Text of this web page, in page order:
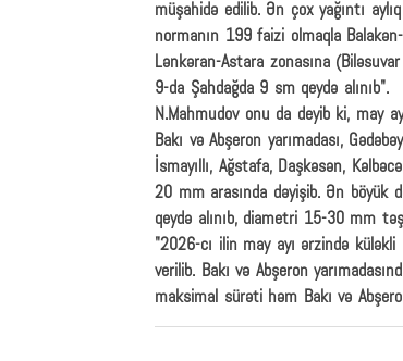
müşahidə edilib. Ən çox yağıntı
normanın 199 faizi olmaqla
Lənkəran-Astara zonasına
9-da Şahdağda 9 sm qeydə alınıb".
N.Mahmudov onu da deyib ki, may
Bakı və Abşeron yarımadası,
İsmayıllı, Ağstafa, Daşkəsən,
20 mm arasında dəyişib. Ən böyük
qeydə alınıb, diametri 15-30 mm
"2026-cı ilin may ayı ərzində küləkli
verilib. Bakı və Abşeron
maksimal sürəti həm Bakı və